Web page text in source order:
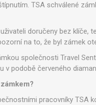
TSA schválené
doručeny bez klíče,
na to, že byl zámek
společnosti Travel
v podobě červeného
pracovníky TSA